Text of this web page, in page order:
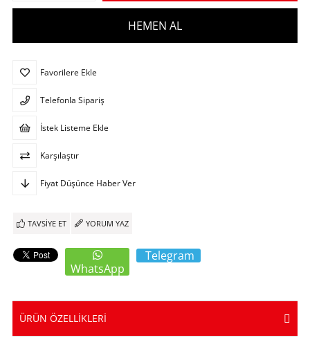
Favorilere Ekle
Telefonla Sipariş
İstek Listeme Ekle
Karşılaştır
Fiyat Düşünce Haber Ver
TAVSIYE ET YORUM YAZ
WhatsApp
Telegram
ÜRÜN ÖZELLIKLERI